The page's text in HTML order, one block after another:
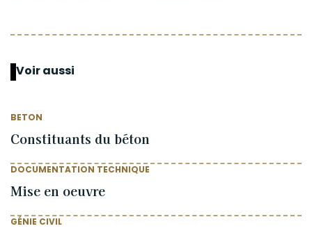
Voir aussi
BETON
Constituants du béton
DOCUMENTATION TECHNIQUE
Mise en oeuvre
GÉNIE CIVIL